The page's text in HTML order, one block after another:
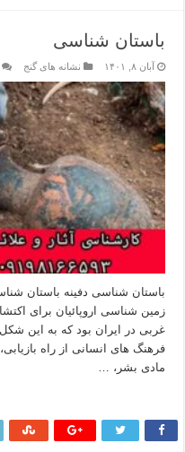
باستان شناسی
آبان ۸, ۱۴۰۱ نشانه های گنج
باستان شناسی دفینه باستان
زمین شناسی اروپائیان برای
غربی در ایران بود که به این
فرهنگ های انسانی از راه
مادی بشر، …